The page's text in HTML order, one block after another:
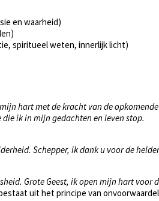
en waarheid)
spiritueel weten, innerlijk licht)
hart met de kracht van de
ik in mijn gedachten en leven stop.
Schepper, ik dank u voor de
Grote Geest, ik open mijn hart
uit het principe van